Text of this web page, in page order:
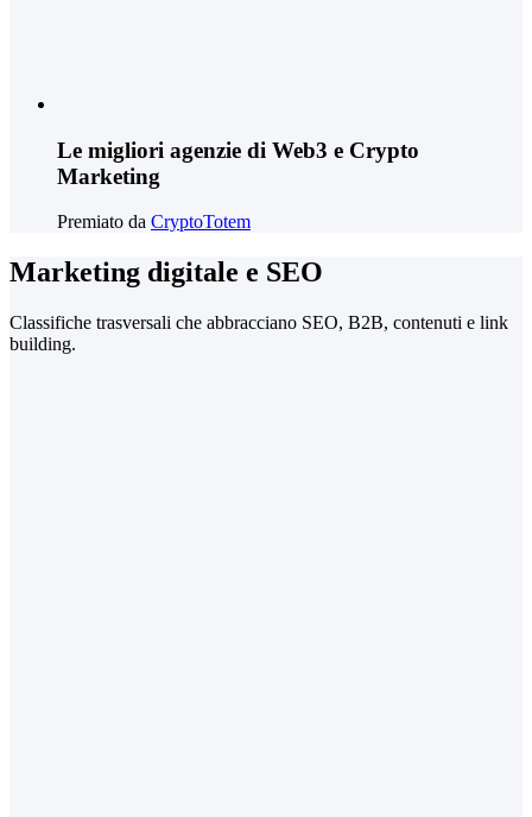
Le migliori agenzie di Web3 e Crypto
Marketing
Premiato da CryptoTotem
Marketing digitale e SEO
Classifiche trasversali che abbracciano SEO, B2B, contenuti e link
building.